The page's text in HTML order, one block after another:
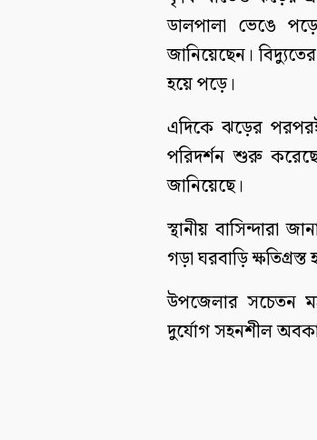
ডালপালা ভেঙে
জানিয়েছেন।
হয়ে পড়ে।
এদিকে ঝড়ের পরপরই
পরিদর্শন শুরু
জানিয়েছে।
স্থানীয় বাসিন্দারা
গড়া ঘরবাড়ি
উপজেলার সচেতন
দুর্যোগ সহনশীল